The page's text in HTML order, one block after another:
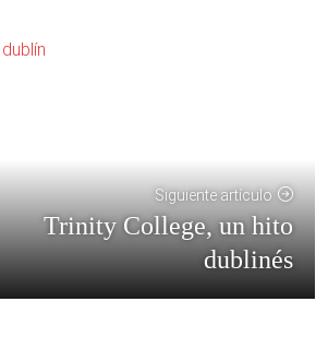
Siguiente artículo
Trinity College, un hito
dublinés